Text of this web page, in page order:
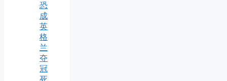
恐
成
英
格
兰
夺
冠
死